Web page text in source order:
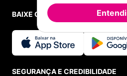
BAIXE O APP
SEGURANÇA E CREDIBILIDADE
Entendi